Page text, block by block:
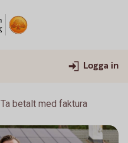
Logga in
Ta betalt med faktura